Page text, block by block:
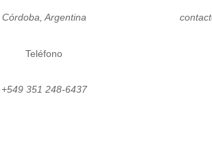
Córdoba, Argentina
Teléfono
+549 351 248-6437